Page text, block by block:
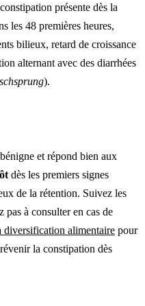
présente dès la
les 48 premières heures,
bilieux, retard de croissance
alternant avec des diarrhées
).
et répond bien aux
dès les premiers signes
de la rétention. Suivez les
pas à consulter en cas de
diversification alimentaire pour
la constipation dès